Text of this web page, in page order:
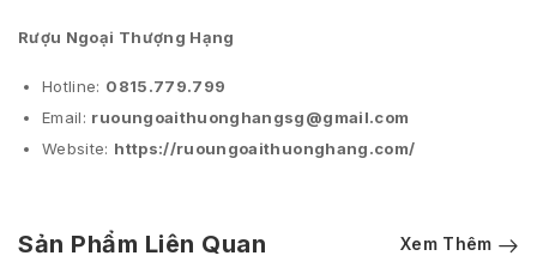
Rượu Ngoại Thượng Hạng
Hotline: 0815.779.799
Email: ruoungoaithuonghangsg@gmail.com
Website: https://ruoungoaithuonghang.com/
Sản Phẩm Liên Quan Xem Thêm